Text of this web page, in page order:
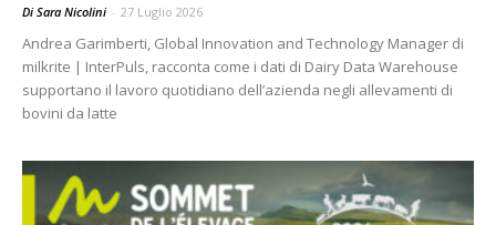
Di Sara Nicolini - 27 Luglio 2026
Andrea Garimberti, Global Innovation and Technology Manager di
milkrite | InterPuls, racconta come i dati di Dairy Data Warehouse
supportano il lavoro quotidiano dell’azienda negli allevamenti di
bovini da latte